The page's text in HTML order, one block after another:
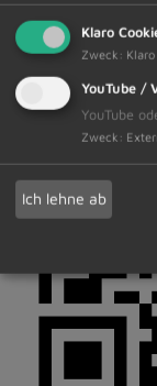
Klaro
Zweck : Klaro
YouTube /
YouTube
Zweck :
Ich lehne ab